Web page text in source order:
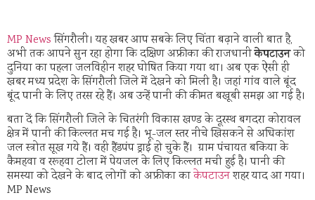
MP Newsसिंगरौली। यह खबर आप सबके लिए चिंता बढ़ाने वाली बात है,
अभी तक आपने सुन रहा होगा कि दक्षिण अफ्रीका की राजधानीकेपटाउनको
दुनिया का पहला जलविहीन शहर घोषित किया गया था। अब एक ऐसी ही
खबर मध्य प्रदेश के सिंगरौली जिले में देखने को मिली है। जहां गांव वाले बूंद
बूंद पानी के लिए तरस रहे हैं। अब उन्हें पानी की कीमत बखूबी समझ आ गई है।
बता दें कि सिंगरौली जिले के चितरंगी विकास खण्ड के दूरस्थ बगदरा कोरावल
क्षेत्र में पानी की किल्लत मच गई है। भू-जल स्तर नीचे खिसकने से अधिकांश
जल स्त्रोत सूख गये हैं। वही हैंडपंप ड्राई हो चुके हैं। ग्राम पंचायत बकिया के
कैमहवा व ररूहवा टोला में पेयजल के लिए किल्लत मची हुई है। पानी की
समस्या को देखने के बाद लोगों को अफ्रीका काकेपटाउनशहर याद आ गया।
MP News